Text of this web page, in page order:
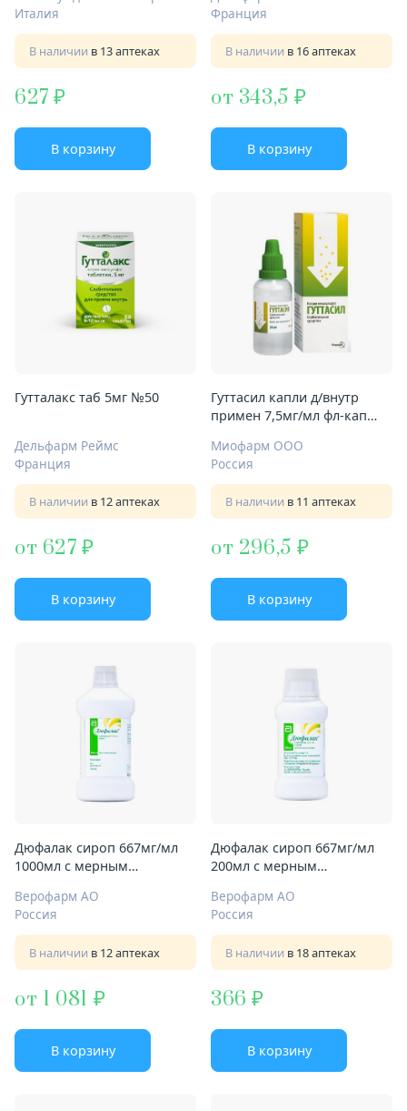
Италия
В наличии в 13 аптеках
627
В корзину
Франция
В наличии в 16 аптеках
от 343,5
В корзину
Гутталакс таб 5мг №50
Дельфарм Реймс
Франция
В наличии в 12 аптеках
от 627
В корзину
Гуттасил капли д/внутр
примен 7,5мг/мл фл-кап
Миофарм ООО
Россия
В наличии в 11 аптеках
от 296,5
В корзину
Дюфалак сироп 667мг/мл
1000мл с мерным
Верофарм АО
Россия
В наличии в 12 аптеках
от 1 081
В корзину
Дюфалак сироп 667мг/мл
200мл с мерным
Верофарм АО
Россия
В наличии в 18 аптеках
366
В корзину